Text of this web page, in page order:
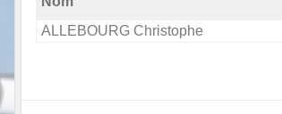
ALLEBOURG Christophe